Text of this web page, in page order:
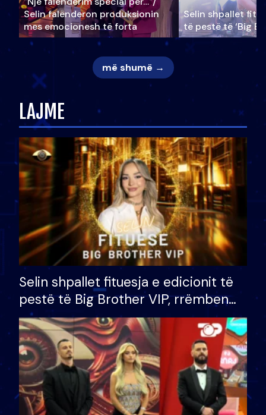
Selin falënderon produksionin
mes emocionesh të forta
Selin shpallet
të pestë të ‘Big
më shumë →
LAJME
Selin shpallet fituesja e edicionit të
pestë të Big Brother VIP, rrëmben
çmimin e madh prej 100 mijë eurosh